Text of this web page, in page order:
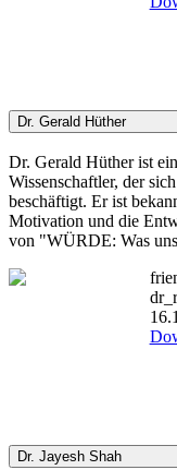
Dr. Gerald Hüther
Dr. Gerald Hüther ist
Wissenschaftler, der
beschäftigt. Er ist
Motivation und die
von "WÜRDE: Was
Dr. Jayesh Shah